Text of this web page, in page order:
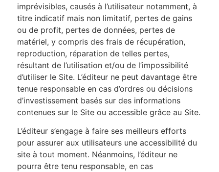
imprévisibles, causés à l’utilisateur notamment, à
titre indicatif mais non limitatif, pertes de gains
ou de profit, pertes de données, pertes de
matériel, y compris des frais de récupération,
reproduction, réparation de telles pertes,
résultant de l’utilisation et/ou de l’impossibilité
d’utiliser le Site. L’éditeur ne peut davantage être
tenue responsable en cas d’ordres ou décisions
d’investissement basés sur des informations
contenues sur le Site ou accessible grâce au Site.
L’éditeur s’engage à faire ses meilleurs efforts
pour assurer aux utilisateurs une accessibilité du
site à tout moment. Néanmoins, l’éditeur ne
pourra être tenu responsable, en cas